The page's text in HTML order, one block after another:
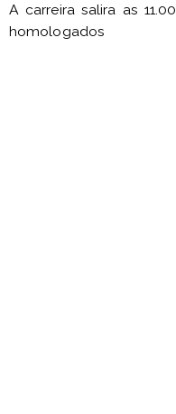
A carreira salira as
homologados